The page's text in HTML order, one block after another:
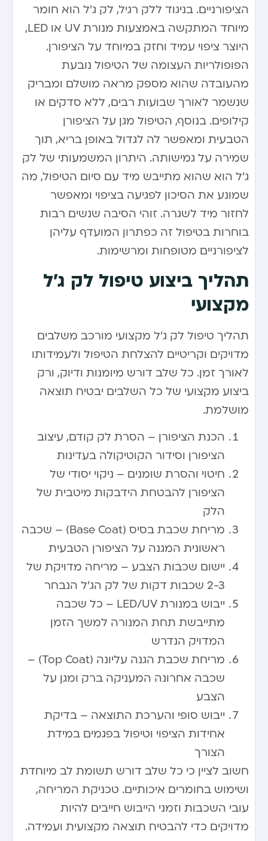
הציפורניים. בניגוד ללק רגיל, לק ג’ל הוא חומר
מיוחד המתקשה באמצעות מנורת UV או LED,
היוצר ציפוי עמיד וחזק במיוחד על הציפורן.
הפופולריות העצומה של הטיפול נובעת
מהעובדה שהוא מספק מראה מושלם ומבריק
שנשמר לאורך שבועות רבים, ללא סדקים או
קילופים. בנוסף, הטיפול מגן על הציפורן
הטבעית ומאפשר לה לגדול באופן בריא, תוך
שמירה על גמישותה. היתרון המשמעותי של לק
ג’ל הוא שהוא מתייבש מיד עם סיום הטיפול, מה
שמונע את הסיכון לפגיעה בציפוי ומאפשר
לחזור מיד לשגרה. זוהי הסיבה שנשים רבות
בוחרות בטיפול זה כפתרון המועדף עליהן
לציפורניים מטופחות ומרשימות.
תהליך ביצוע טיפול לק ג’ל
מקצועי
תהליך טיפול לק ג’ל מקצועי מורכב משלבים
מדויקים וקריטיים להצלחת הטיפול ולעמידותו
לאורך זמן. כל שלב דורש מיומנות ודיוק, ורק
ביצוע מקצועי של כל השלבים יבטיח תוצאה
מושלמת.
הכנת הציפורן – הסרת לק קודם, עיצוב
הציפורן וסידור הקוטיקולה בעדינות
חיטוי והסרת שומנים – ניקוי יסודי של
הציפורן להבטחת הידבקות מיטבית של
הלק
מריחת שכבת בסיס (Base Coat) – שכבה
ראשונית המגנה על הציפורן הטבעית
יישום שכבות הצבע – מריחה מדויקת של
2-3 שכבות דקות של לק הג’ל הנבחר
ייבוש במנורת LED/UV – כל שכבה
מתייבשת תחת המנורה למשך הזמן
המדויק הנדרש
מריחת שכבת הגנה עליונה (Top Coat) –
שכבה אחרונה המעניקה ברק ומגן על
הצבע
ייבוש סופי והערכת התוצאה – בדיקת
אחידות הציפוי וטיפול בפגמים במידת
הצורך
חשוב לציין כי כל שלב דורש תשומת לב מיוחדת
ושימוש בחומרים איכותיים. טכניקת המריחה,
עובי השכבות וזמני הייבוש חייבים להיות
מדויקים כדי להבטיח תוצאה מקצועית ועמידה.